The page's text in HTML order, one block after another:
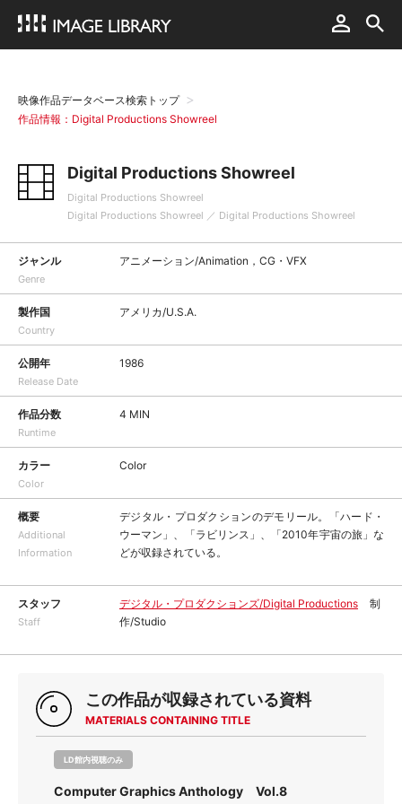
映像作品データベース検索トップ
作品情報：Digital Productions Showreel
Digital Productions Showreel
Digital Productions Showreel
Digital Productions Showreel ／ Digital Productions Showreel
ジャンル
Genre
アニメーション/Animation，CG・VFX
製作国
Country
アメリカ/U.S.A.
公開年
Release Date
1986
作品分数
Runtime
4 MIN
カラー
Color
Color
概要
Additional
Information
デジタル・プロダクションのデモリール。「ハード・
ウーマン」、「ラビリンス」、「2010年宇宙の旅」な
どが収録されている。
スタッフ
Staff
デジタル・プロダクションズ/Digital Productions
制
作/Studio
この作品が収録されている資料
MATERIALS CONTAINING TITLE
LD館内視聴のみ
Computer Graphics Anthology Vol.8